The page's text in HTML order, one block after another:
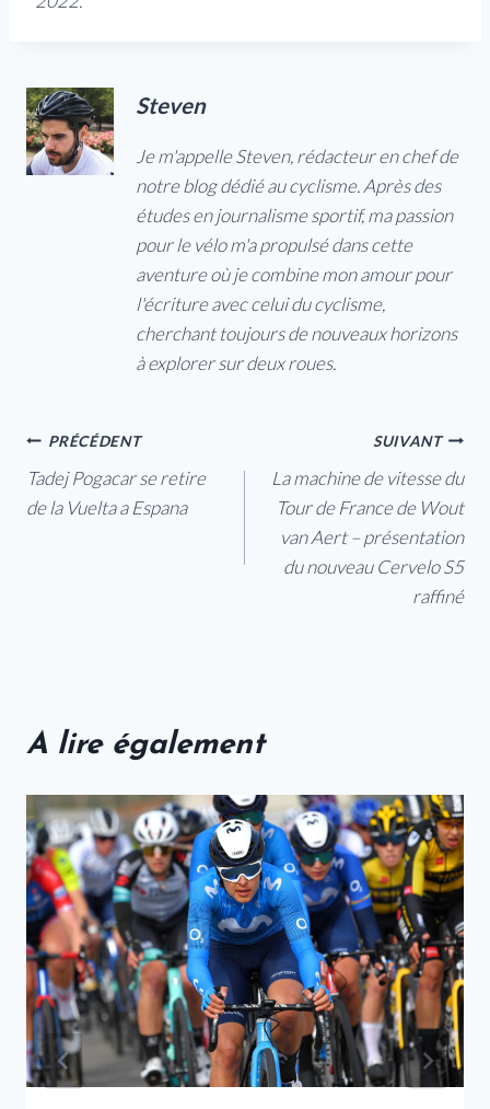
Steven
Je m'appelle Steven, rédacteur en chef de
notre blog dédié au cyclisme. Après des
études en journalisme sportif, ma passion
pour le vélo m'a propulsé dans cette
aventure où je combine mon amour pour
l'écriture avec celui du cyclisme,
cherchant toujours de nouveaux horizons
à explorer sur deux roues.
Navigation
de
PRÉCÉDENT
Tadej Pogacar se retire
de la Vuelta a Espana
SUIVANT
La machine de vitesse du
Tour de France de Wout
van Aert – présentation
du nouveau Cervelo S5
raffiné
A lire également